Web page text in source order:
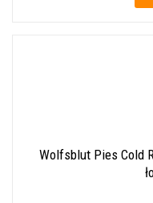
Wolfsblut Pies Cold